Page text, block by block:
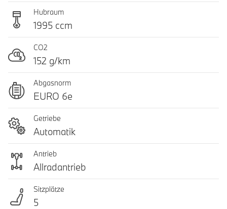
Hubraum
1995 ccm
CO2
152 g/km
Abgasnorm
EURO 6e
Getriebe
Automatik
Antrieb
Allradantrieb
Sitzplätze
5